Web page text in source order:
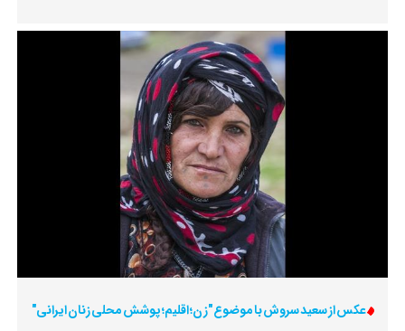
عکس از سعید سروش با موضوع "زن؛ اقلیم؛ پوشش محلی زنان ایرانی"